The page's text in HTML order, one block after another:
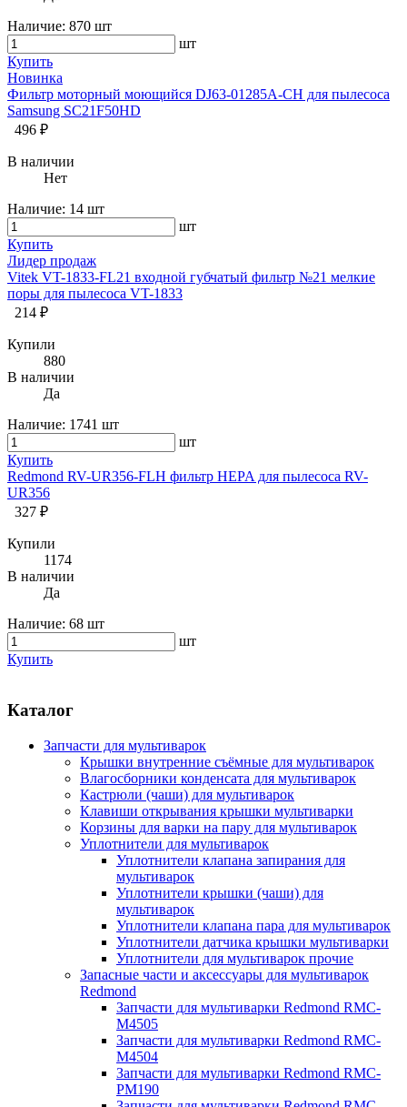
Наличие: 870 шт
шт
Купить
Новинка
Фильтр моторный моющийся DJ63-01285A-CH для пылесоса
Samsung SC21F50HD
496 ₽
В наличии
Нет
Наличие: 14 шт
шт
Купить
Лидер продаж
Vitek VT-1833-FL21 входной губчатый фильтр №21 мелкие
поры для пылесоса VT-1833
214 ₽
Купили
880
В наличии
Да
Наличие: 1741 шт
шт
Купить
Redmond RV-UR356-FLH фильтр HEPA для пылесоса RV-
UR356
327 ₽
Купили
1174
В наличии
Да
Наличие: 68 шт
шт
Купить
Каталог
Запчасти для мультиварок
Крышки внутренние съёмные для мультиварок
Влагосборники конденсата для мультиварок
Кастрюли (чаши) для мультиварок
Клавиши открывания крышки мультиварки
Корзины для варки на пару для мультиварок
Уплотнители для мультиварок
Уплотнители клапана запирания для
мультиварок
Уплотнители крышки (чаши) для
мультиварок
Уплотнители клапана пара для мультиварок
Уплотнители датчика крышки мультиварки
Уплотнители для мультиварок прочие
Запасные части и аксессуары для мультиварок
Redmond
Запчасти для мультиварки Redmond RMC-
M4505
Запчасти для мультиварки Redmond RMC-
M4504
Запчасти для мультиварки Redmond RMC-
PM190